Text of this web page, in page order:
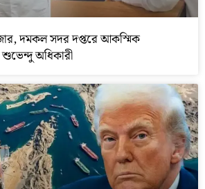
দমকল সদর দপ্তরে আকস্মিক
শুভেন্দু অধিকারী